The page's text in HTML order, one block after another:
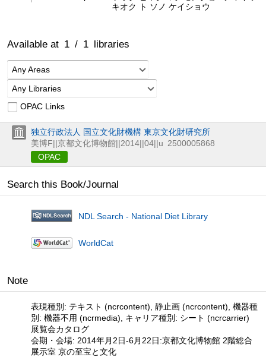
キオク ト ソノ ケイショウ
Available at 1 / 1 libraries
Any Areas
Any Libraries
OPAC Links
独立行政法人 国立文化財機構 東京文化財研究所
美博F||京都文化博物館||2014||04||u 2500005868
OPAC
Search this Book/Journal
NDL Search - National Diet Library
WorldCat
Note
表現種別: テキスト (ncrcontent), 静止画 (ncrcontent), 機器種
別: 機器不用 (ncrmedia), キャリア種別: シート (ncrcarrier)
展覧会カタログ
会期・会場: 2014年月2日-6月22日:京都文化博物館 2階総合
展示室 京の至宝と文化